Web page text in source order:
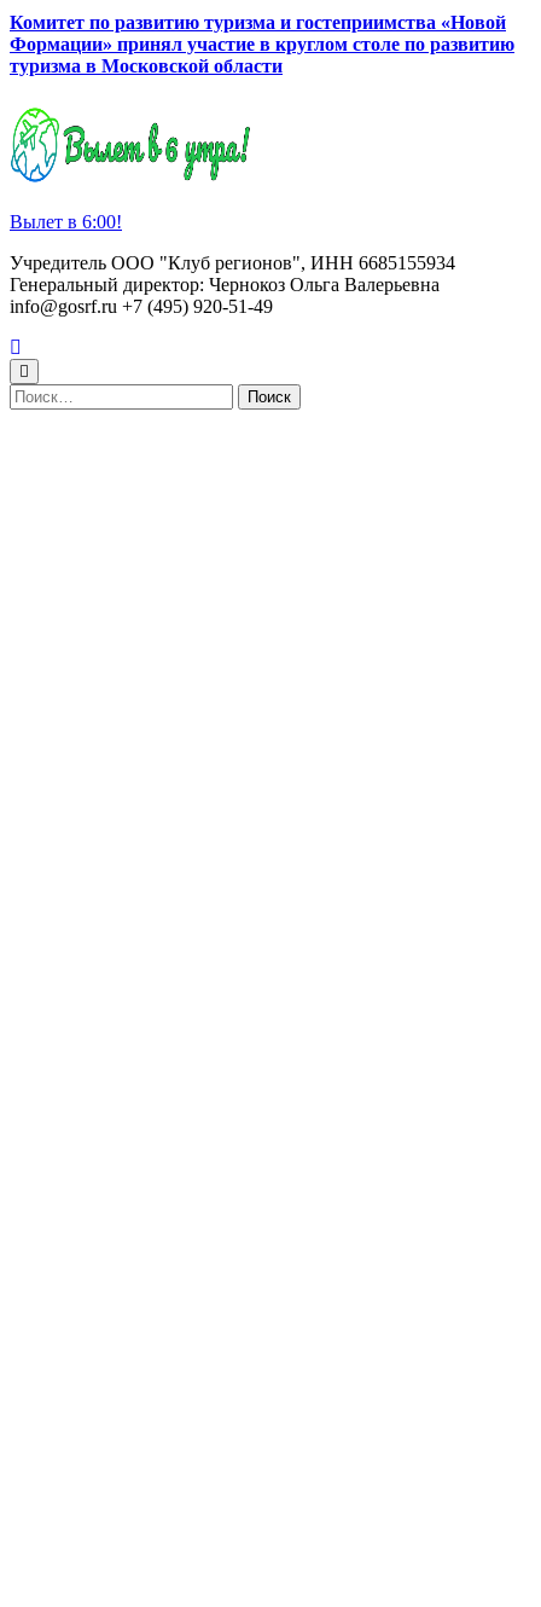
Комитет по развитию туризма и гостеприимства «Новой
Формации» принял участие в круглом столе по развитию
туризма в Московской области
Вылет в 6:00!
Учредитель ООО "Клуб регионов", ИНН 6685155934
Генеральный директор: Чернокоз Ольга Валерьевна
info@gosrf.ru +7 (495) 920-51-49
Найти: